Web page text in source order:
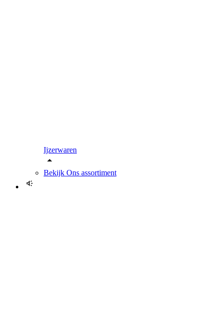
Ijzerwaren
Bekijk Ons assortiment